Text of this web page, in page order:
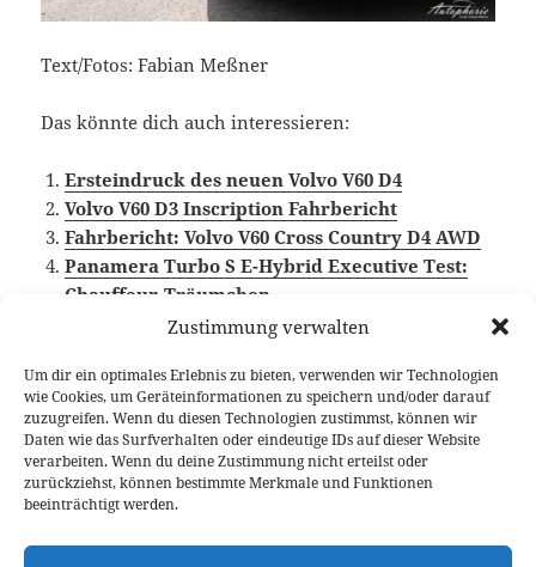
Zustimmung verwalten
Um dir ein optimales Erlebnis zu bieten, verwenden wir Technologien
wie Cookies, um Geräteinformationen zu speichern und/oder darauf
zuzugreifen. Wenn du diesen Technologien zustimmst, können wir
Daten wie das Surfverhalten oder eindeutige IDs auf dieser Website
verarbeiten. Wenn du deine Zustimmung nicht erteilst oder
zurückziehst, können bestimmte Merkmale und Funktionen
beeinträchtigt werden.
Text/Fotos: Fabian Meßner
Das könnte dich auch interessieren:
Ersteindruck des neuen Volvo V60 D4
Volvo V60 D3 Inscription Fahrbericht
Fahrbericht: Volvo V60 Cross Country D4 AWD
Panamera Turbo S E-Hybrid Executive Test:
Chauffeur-Träumchen
Ceed SW Plug-in Hybrid Langzeittest
Veröffentlicht
am
2. Juli 2019 Autor
Fabian Meßner Kategorien
Fahrberichte Schlagwörter
Plug-in
Hybrid,Video Fahrbericht,Volvo,Volvo V60
Beitragsnavigation
Vorheriger
Skoda Kamiq ab 17.950 Euro bestellbar